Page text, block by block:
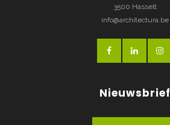
3500 Hasselt
info@architectura.be
Nieuwsbrief